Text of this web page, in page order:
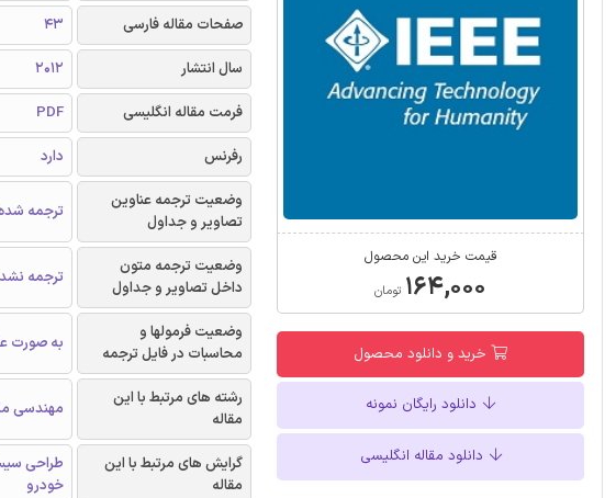
قیمت خرید این محصول
۱۶۴,۰۰۰ تومان
خرید و دانلود محصول
دانلود رایگان نمونه
دانلود مقاله انگلیسی
صفحات مقاله فارسی
43
سال انتشار
2012
فرمت مقاله انگلیسی
PDF
رفرنس
دارد
وضعیت ترجمه عناوین
تصاویر و جداول
ترجمه
وضعیت ترجمه متون
داخل تصاویر و جداول
ترجمه
وضعیت فرمولها و
محاسبات در فایل ترجمه
به صورت
رشته های مرتبط با این
مقاله
مهندسی
گرایش های مرتبط با این
مقاله
طراحی
خودرو